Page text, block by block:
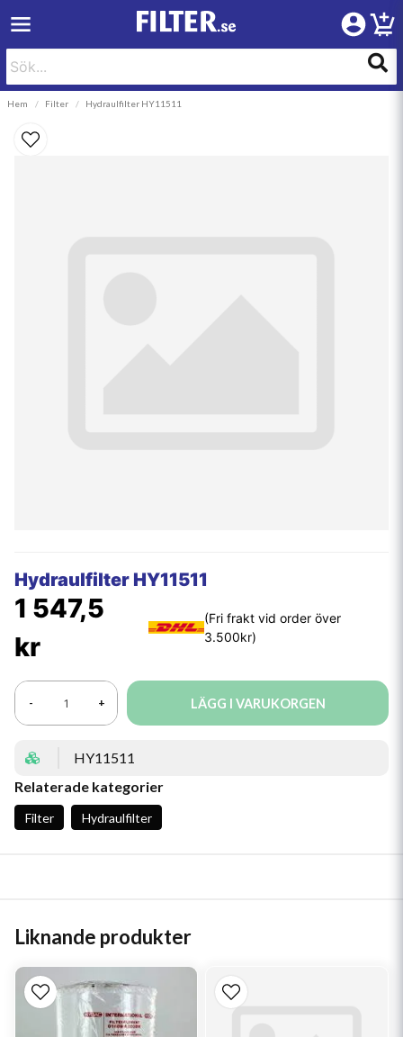
Hem Filter Hydraulfilter HY11511
Hydraulfilter HY11511
1 547,5
kr
- + LÄGG I VARUKORGEN
HY11511
Relaterade kategorier
Filter Hydraulfilter
Liknande produkter